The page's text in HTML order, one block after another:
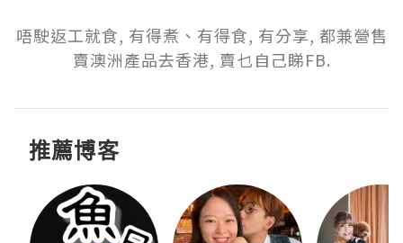
唔駛返工就食, 有得煮、有得食, 有分享, 都兼營售
賣澳洲產品去香港, 賣乜自己睇FB.
推薦博客